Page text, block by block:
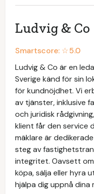
Ludvig & Co
Smartscore: ☆5.0
Ludvig & Co är en
Sverige känd för sin
för kundnöjdhet. Vi
av tjänster, inklusive
och juridisk
klient får den service
mäklare är
steg av
integritet. Oavsett
köpa, sälja eller hyra
hjälpa dig uppnå dina